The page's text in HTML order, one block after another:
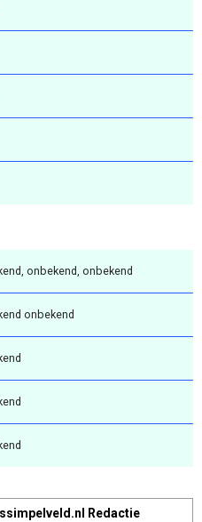
onbekend, onbekend
onbekend
Redactie